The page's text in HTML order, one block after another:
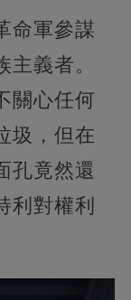
命軍參謀
義者。
關心任何
圾，但在
孔竟然還
利對權利